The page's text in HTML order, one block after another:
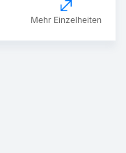
Mehr Einzelheiten